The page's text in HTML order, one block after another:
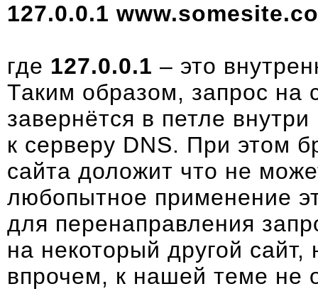
127.0.0.1
где 127.0.0.1 – это
Таким образом, запрос на
завернётся в петле
к серверу DNS. При этом
сайта доложит что не
любопытное применение
для перенаправления
на некоторый другой
впрочем, к нашей теме не